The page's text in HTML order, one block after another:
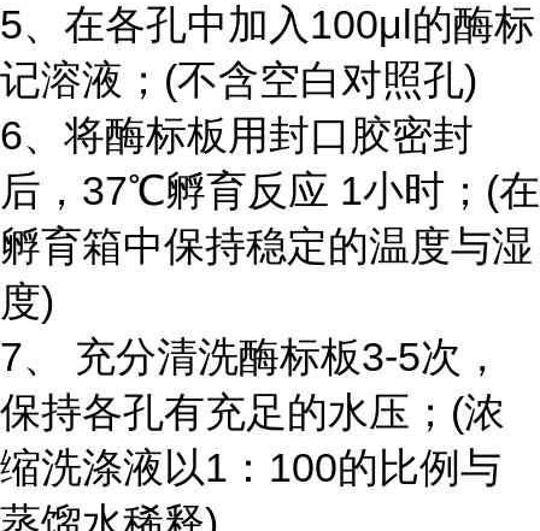
5、在各孔中加入100μl的酶标
记溶液；(不含空白对照孔)
6、将酶标板用封口胶密封
后，37℃孵育反应 1小时；(在
孵育箱中保持稳定的温度与湿
度)
7、 充分清洗酶标板3-5次，
保持各孔有充足的水压；(浓
缩洗涤液以1：100的比例与